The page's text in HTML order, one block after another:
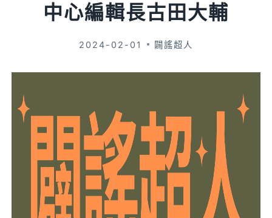
中心編輯長古田大輔
2024-02-01 闢謠超人